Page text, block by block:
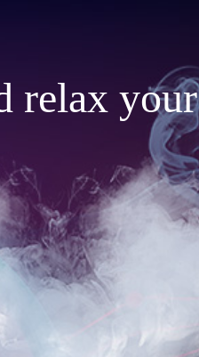
relax your